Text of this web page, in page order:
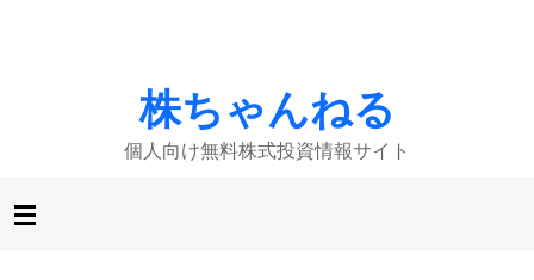
株ちゃんねる
個人向け無料株式投資情報サイト